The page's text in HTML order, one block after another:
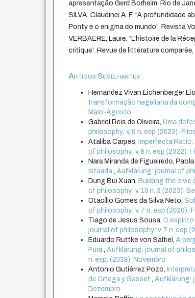
apresentação Gerd Borheim. Rio de
SILVA, Claudinei A. F. “A profundidade
Ponty e o enigma do mundo”. Revista
VERBAERE, Laure. “L'histoire de la
critique”. Revue de littérature comparée,
Artigos Semelhantes
Hernandez Vivan Eichenberger
transformação hegeliana da
Maio-Agosto
Gabriel Reis de Oliveira,Uma
philosophy: v. 9 n. esp (2022):
Ataliba Carpes, Imperfecta
of philosophy: v. 9 n. esp (2022):
Nara Miranda de Figueiredo,
situada,Aufklärung: journal of
Dung Bui Xuan, Building the
of philosophy: v. 10 n. 3 (2023):
Otacílio Gomes da Silva Neto,
of philosophy: v. 7 n. esp (2020):
Tiago de Jesus Sousa,O
journal of philosophy: v. 7 n. esp
Eduardo Ruttke von Saltiel,A
Pura,Aufklärung: journal of
n. esp. (2019), Novembro
Antonio Gutiérrez Pozo,
de Ortega y Gasset,Aufklärung:
Dezembro